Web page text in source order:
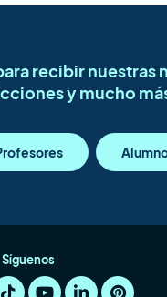
recibir nuestras
y mucho
Síguenos